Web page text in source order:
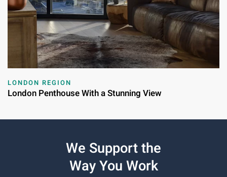
LONDON REGION
London Penthouse With a Stunning View
We Support the
Way You Work